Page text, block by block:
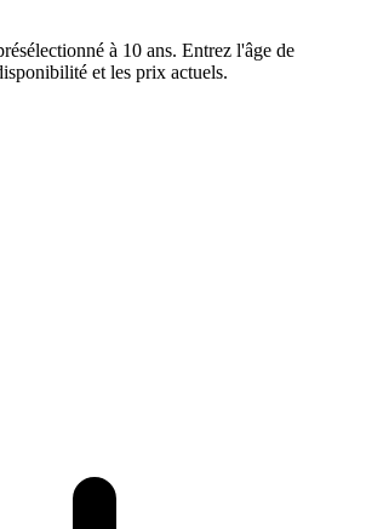
à 10 ans. Entrez l'âge de
et les prix actuels.